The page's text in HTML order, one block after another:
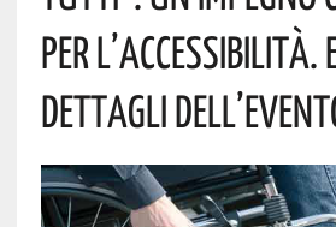
Per L’accessibilità.
Dettagli